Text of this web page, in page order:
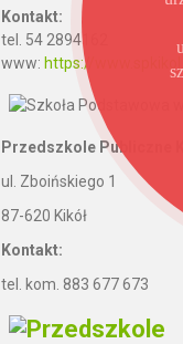
Kontakt:
tel. 54 2894162
www: https://
Przedszkole Publiczne
ul. Zboińskiego 1
87-620 Kikół
Kontakt:
​tel. kom. 883 677 673